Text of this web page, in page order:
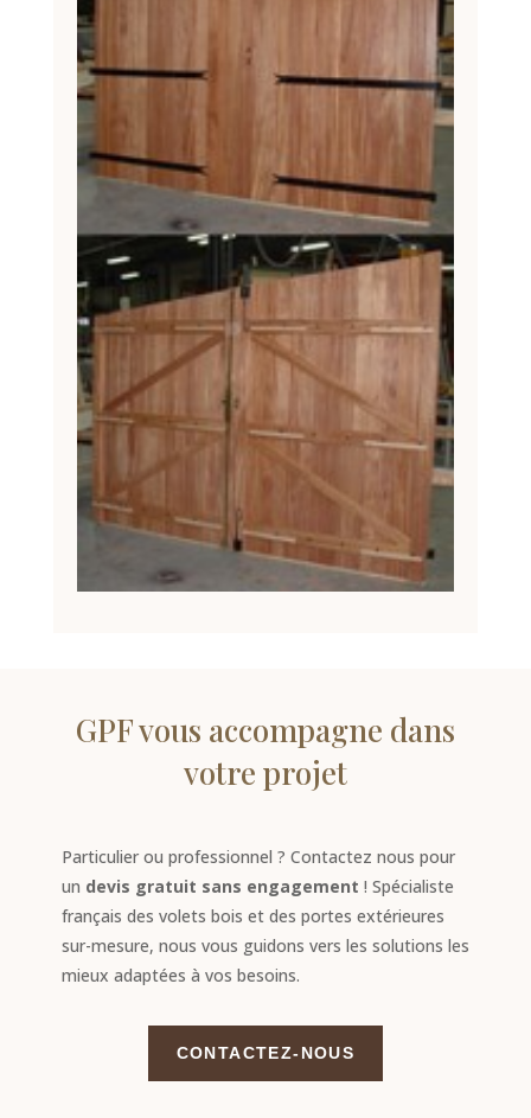
GPF vous accompagne dans
votre projet
Particulier ou professionnel ? Contactez nous pour
un devis gratuit sans engagement ! Spécialiste
français des volets bois et des portes extérieures
sur-mesure, nous vous guidons vers les solutions les
mieux adaptées à vos besoins.
CONTACTEZ-NOUS